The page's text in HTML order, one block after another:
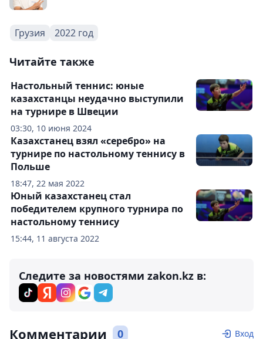
Грузия 2022 год
Читайте также
03:30, 10 июня 2024
Настольный теннис: юные
казахстанцы неудачно выступили
на турнире в Швеции
18:47, 22 мая 2022
Казахстанец взял «серебро» на
турнире по настольному теннису в
Польше
15:44, 11 августа 2022
Юный казахстанец стал
победителем крупного турнира по
настольному теннису
Следите за новостями zakon.kz в:
Комментарии 0 Вход